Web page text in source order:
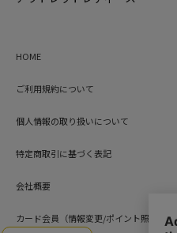
HOME
ご利用規約について
個人情報の取り扱いについて
特定商取引に基づく表記
会社概要
カード会員（情報変更/ポイント照会）